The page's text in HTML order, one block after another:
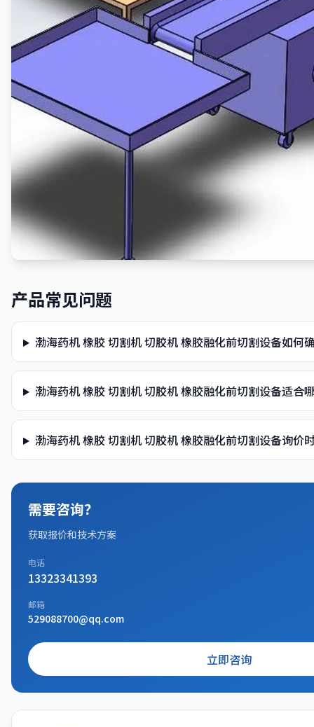
产品常见问题
渤海药机 橡胶 切割机 切胶机 橡胶融化前切割设备如何
渤海药机 橡胶 切割机 切胶机 橡胶融化前切割设备适合
渤海药机 橡胶 切割机 切胶机 橡胶融化前切割设备询价
需要咨询？
获取报价和技术方案
电话
13323341393
邮箱
529088700@qq.com
立即咨询